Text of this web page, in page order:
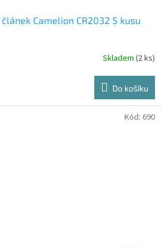
Camelion CR2032 5 kusu
Skladem (2 ks)
Do košíku
Kód: 690